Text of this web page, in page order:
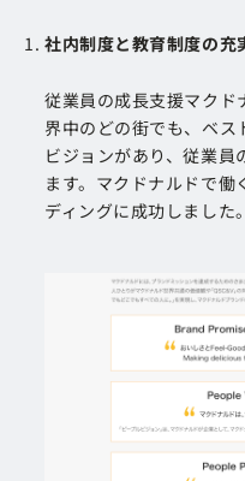
社内制度と教育制度の充
従業員の成長支援マク
界中のどの街でも、ベス
ビジョンがあり、従業
ます。マクドナルドで
ディングに成功しました。